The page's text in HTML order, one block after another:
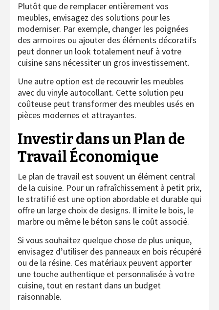
Plutôt que de remplacer entièrement vos
meubles, envisagez des solutions pour les
moderniser. Par exemple, changer les poignées
des armoires ou ajouter des éléments décoratifs
peut donner un look totalement neuf à votre
cuisine sans nécessiter un gros investissement.
Une autre option est de recouvrir les meubles
avec du vinyle autocollant. Cette solution peu
coûteuse peut transformer des meubles usés en
pièces modernes et attrayantes.
Investir dans un Plan de
Travail Économique
Le plan de travail est souvent un élément central
de la cuisine. Pour un rafraîchissement à petit prix,
le stratifié est une option abordable et durable qui
offre un large choix de designs. Il imite le bois, le
marbre ou même le béton sans le coût associé.
Si vous souhaitez quelque chose de plus unique,
envisagez d’utiliser des panneaux en bois récupéré
ou de la résine. Ces matériaux peuvent apporter
une touche authentique et personnalisée à votre
cuisine, tout en restant dans un budget
raisonnable.